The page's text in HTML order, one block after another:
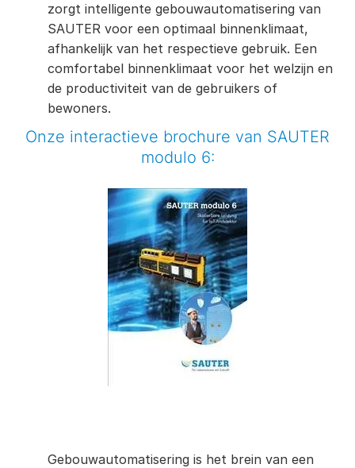
zorgt intelligente gebouwautomatisering van
SAUTER voor een optimaal binnenklimaat,
afhankelijk van het respectieve gebruik. Een
comfortabel binnenklimaat voor het welzijn en
de productiviteit van de gebruikers of
bewoners.
Onze interactieve brochure van SAUTER
modulo 6:
Gebouwautomatisering is het brein van een